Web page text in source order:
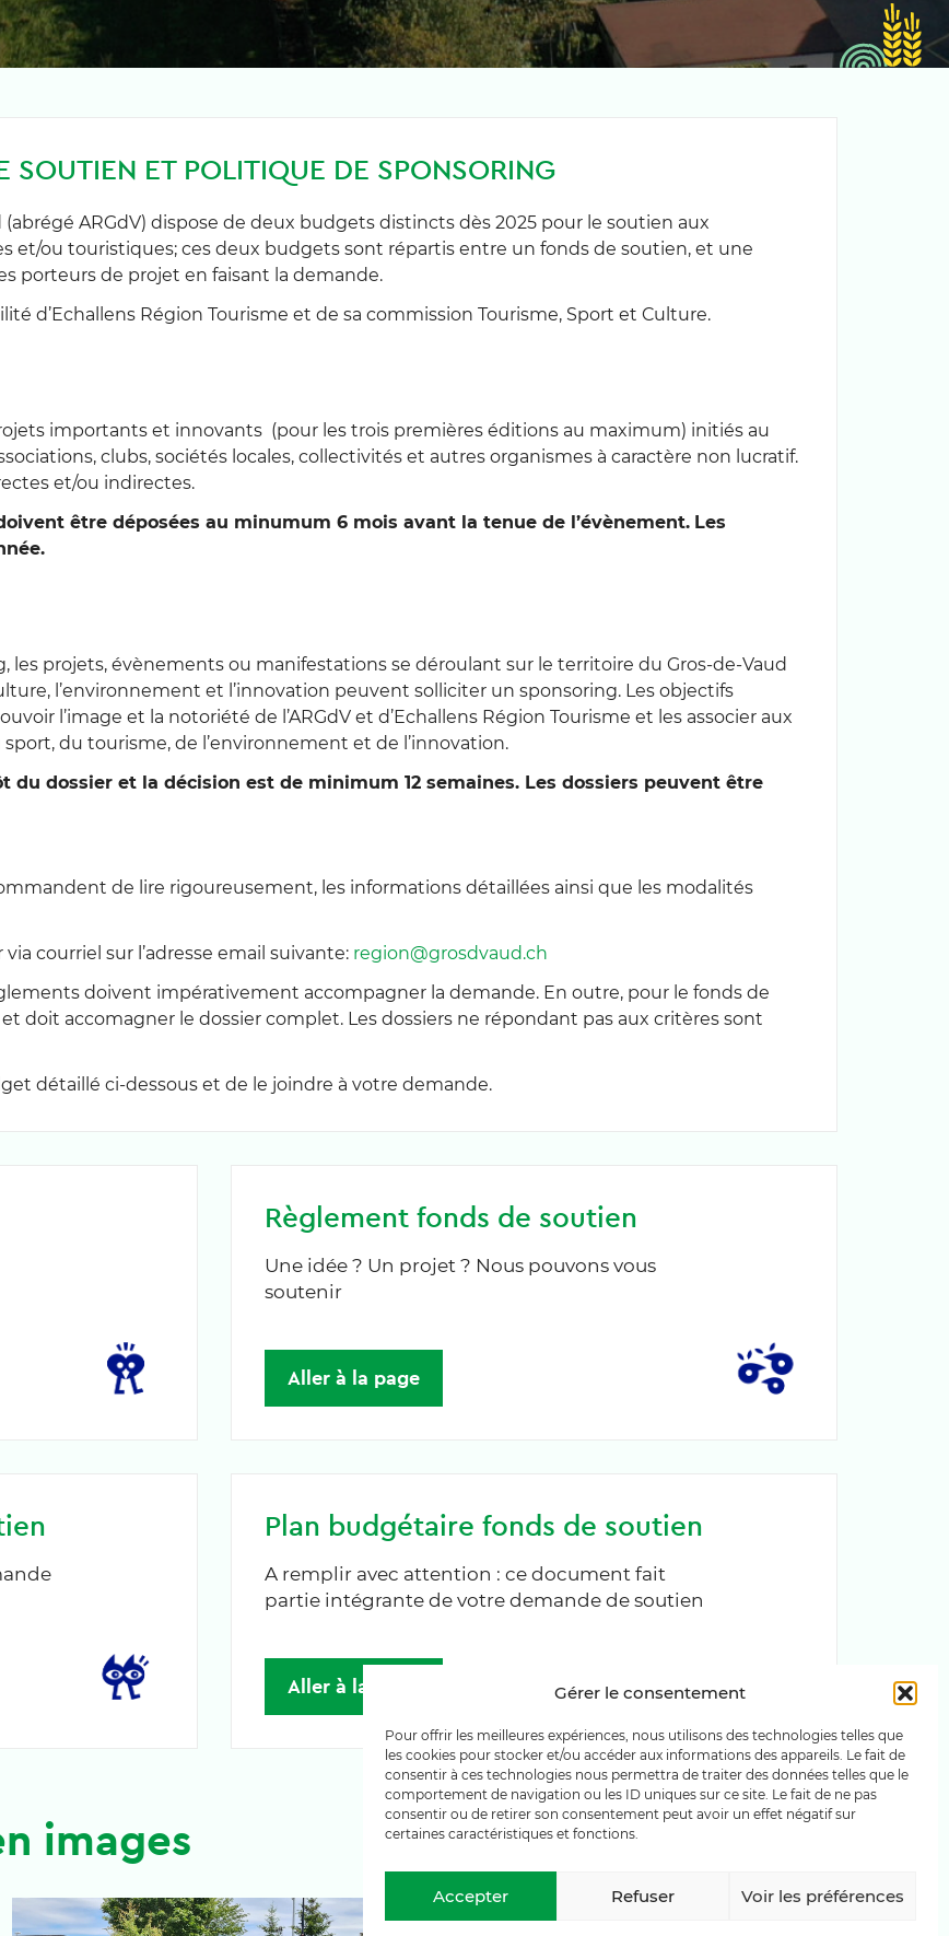
Gérer le consentement
Pour offrir les meilleures expériences, nous utilisons des technologies telles que
les cookies pour stocker et/ou accéder aux informations des appareils. Le fait de
consentir à ces technologies nous permettra de traiter des données telles que le
comportement de navigation ou les ID uniques sur ce site. Le fait de ne pas
consentir ou de retirer son consentement peut avoir un effet négatif sur
certaines caractéristiques et fonctions.
Accepter Refuser Voir les préférences
SOUTIEN ET POLITIQUE DE SPONSORING
(abrégé ARGdV) dispose de deux budgets distincts dès 2025 pour le soutien aux
et/ou touristiques; ces deux budgets sont répartis entre un fonds de soutien, et une
porteurs de projet en faisant la demande.
d’Echallens Région Tourisme et de sa commission Tourisme, Sport et Culture.
importants et innovants (pour les trois premières éditions au maximum) initiés au
clubs, sociétés locales, collectivités et autres organismes à caractère non lucratif.
et/ou indirectes.
être déposées au minumum 6 mois avant la tenue de l’évènement. Les
les projets, évènements ou manifestations se déroulant sur le territoire du Gros-de-Vaud
l’environnement et l’innovation peuvent solliciter un sponsoring. Les objectifs
l’image et la notoriété de l’ARGdV et d’Echallens Région Tourisme et les associer aux
du tourisme, de l’environnement et de l’innovation.
du dossier et la décision est de minimum 12 semaines. Les dossiers peuvent être
de lire rigoureusement, les informations détaillées ainsi que les modalités
courriel sur l’adresse email suivante: region@grosdvaud.ch
doivent impérativement accompagner la demande. En outre, pour le fonds de
doit accomagner le dossier complet. Les dossiers ne répondant pas aux critères sont
détaillé ci-dessous et de le joindre à votre demande.
Règlement fonds de soutien
Une idée ? Un projet ? Nous pouvons vous
soutenir
Aller à la page
Plan budgétaire fonds de soutien
A remplir avec attention : ce document fait
partie intégrante de votre demande de soutien
Aller à la page
images